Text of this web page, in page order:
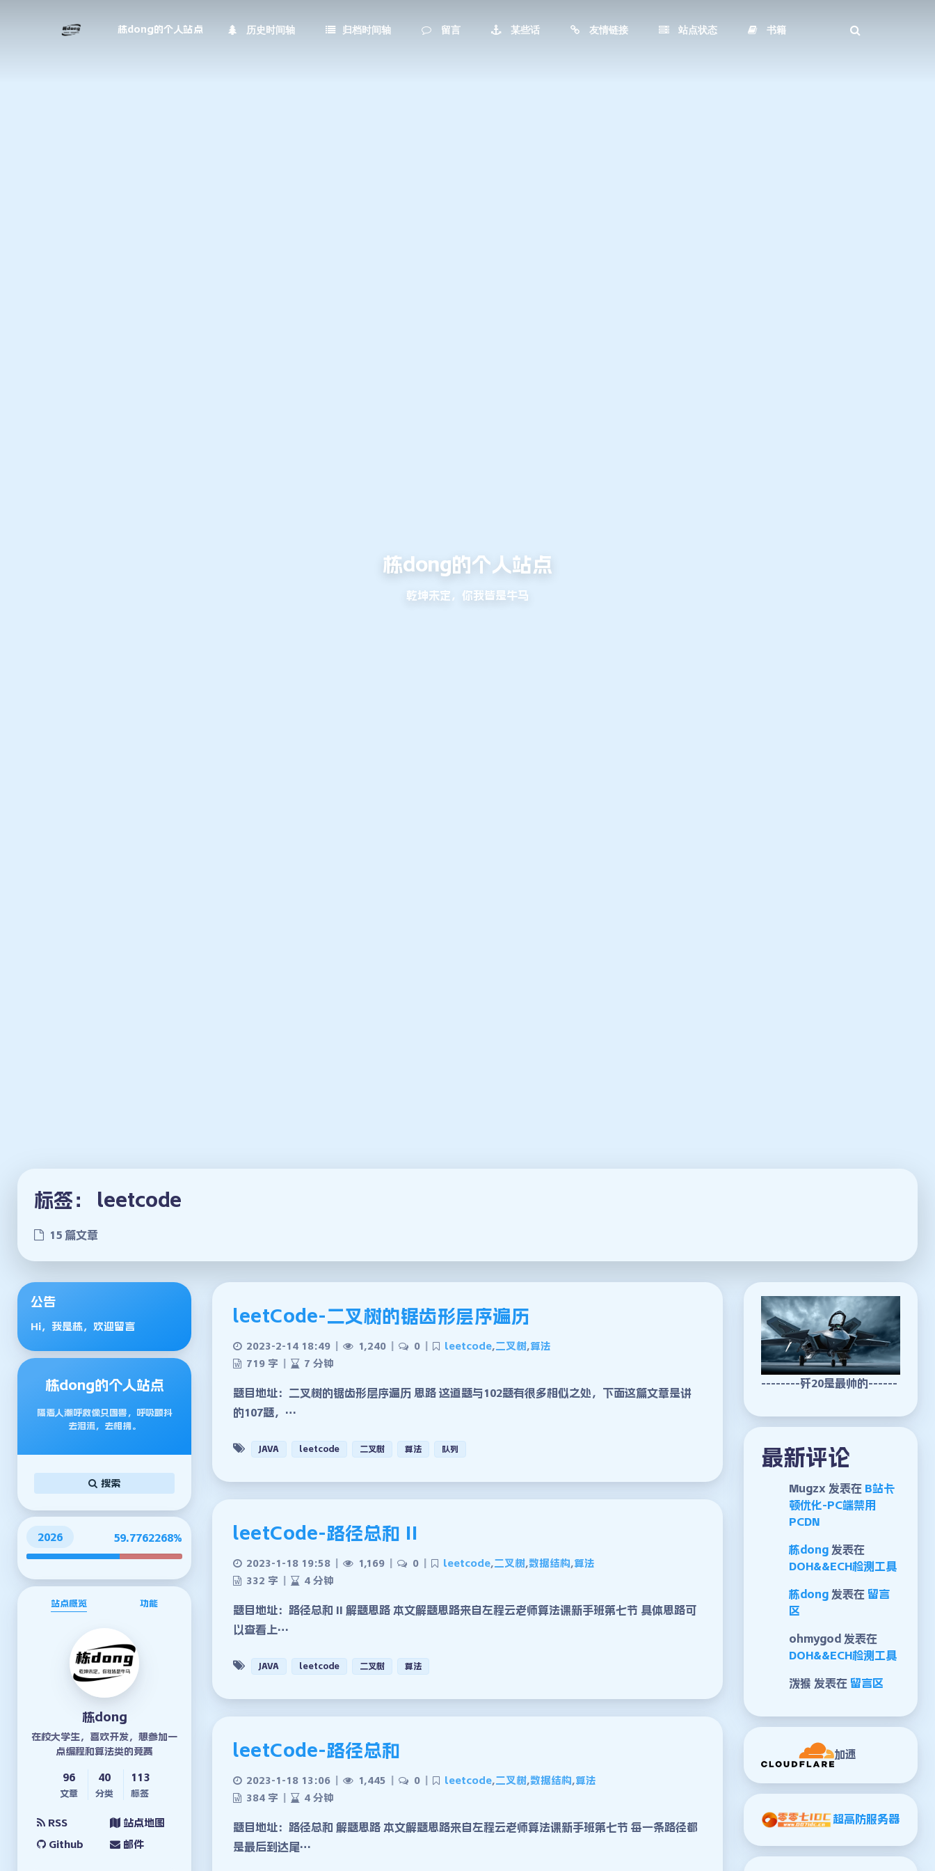
栋dong的个人站点 历史时间轴 归档时间轴 留言 某些话 友情链接 站点状态 书籍
栋dong的个人站点
乾坤未定，你我皆是牛马
标签： leetcode
15 篇文章
公告
Hi，我是栋，欢迎留言
栋dong的个人站点
隔着人潮呼救像只困兽，呼吸颤抖
去泪流，去相拥。
搜索
2026 59.7762300%
站点概览 功能
栋dong
在校大学生，喜欢开发，想参加一
点编程和算法类的竞赛
96
文章
40
分类
113
标签
RSS 站点地图
Github 邮件
--------歼20是最帅的------
最新评论
Mugzx 发表在 B站卡
顿优化-PC端禁用
PCDN
栋dong 发表在
DOH&&ECH检测工具
栋dong 发表在 留言
区
ohmygod 发表在
DOH&&ECH检测工具
泼猴 发表在 留言区
加速
超高防服务器
leetCode-二叉树的锯齿形层序遍历
2023-2-14 18:49 1,240 0 leetcode,二叉树,算法
719 字
7 分钟
题目地址：二叉树的锯齿形层序遍历 思路 这道题与102题有很多相似之处，下面这篇文章是讲
的107题，…
JAVA leetcode 二叉树 算法 队列
leetCode-路径总和 II
2023-1-18 19:58 1,169 0 leetcode,二叉树,数据结构 ,算法
332 字
4 分钟
题目地址：路径总和 II 解题思路 本文解题思路来自左程云老师算法课新手班第七节 具体思路可
以查看上…
JAVA leetcode 二叉树 算法
leetCode-路径总和
2023-1-18 13:06 1,445 0 leetcode,二叉树,数据结构 ,算法
384 字
4 分钟
题目地址：路径总和 解题思路 本文解题思路来自左程云老师算法课新手班第七节 每一条路径都
是最后到达尾…